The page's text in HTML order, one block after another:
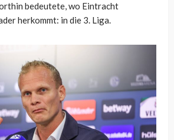
bedeutete, wo Eintracht
herkommt: in die 3. Liga.